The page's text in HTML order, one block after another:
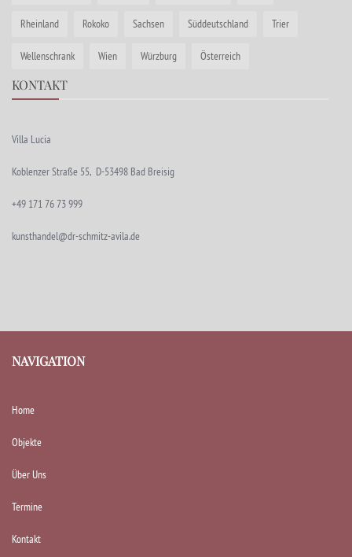
Rheinland Rokoko Sachsen Süddeutschland Trier
Wellenschrank Wien Würzburg Österreich
KONTAKT
Villa Lucia
Koblenzer Straße 55, D-53498 Bad Breisig
+49 171 76 73 999
kunsthandel@dr-schmitz-avila.de
NAVIGATION
Home
Objekte
Über Uns
Termine
Kontakt